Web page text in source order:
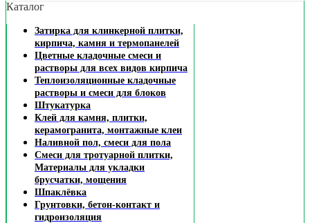
Каталог
Затирка для клинкерной плитки,
кирпича, камня и термопанелей
Цветные кладочные смеси и
растворы для всех видов кирпича
Теплоизоляционные кладочные
растворы и смеси для блоков
Штукатурка
Клей для камня, плитки,
керамогранита, монтажные клеи
Наливной пол, смеси для пола
Смеси для тротуарной плитки,
Материалы для укладки
брусчатки, мощения
Шпаклёвка
Грунтовки, бетон-контакт и
гидроизоляция